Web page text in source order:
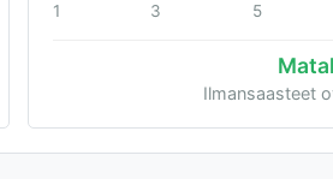
1 3 5
Ilmansaasteet